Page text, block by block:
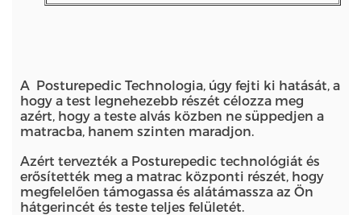
A Posturepedic Technologia, úgy fejti ki hatását, a
hogy a test legnehezebb részét célozza meg
azért, hogy a teste alvás közben ne süppedjen a
matracba, hanem szinten maradjon.
Azért tervezték a Posturepedic technológiát és
erősítették meg a matrac központi részét, hogy
megfelelően támogassa és alátámassza az Ön
hátgerincét és teste teljes felületét.